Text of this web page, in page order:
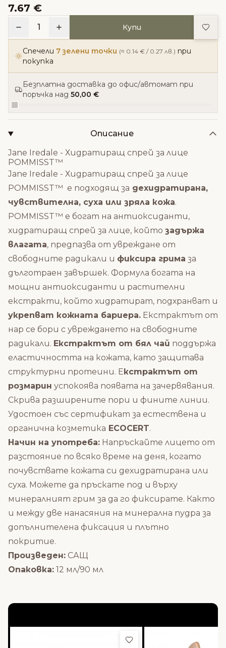
7.67 €
1 Купи
Спечели 7 зелени точки (≈ 0.14 € / 0.27 лв.) при
покупка
Безплатна доставка до офис/автомат при
поръчка над 50,00 €
Описание
Jane Iredale - Хидратиращ спрей за лице
POMMISST™
Jane Iredale - Хидратиращ спрей за лице
POMMISST™ е подходящ за дехидратирана,
чувствителна, суха или зряла кожа.
POMMISST™ е богат на антиоксиданти,
хидратиращ спрей за лице, който задържа
влагата, предпазва от увреждане от
свободните радикали и фиксира грима за
дълготраен завършек. Формула богата на
мощни антиоксиданти и растителни
екстракти, който хидратират, подхранват и
укрепват кожната бариера. Екстрактът от
нар се бори с увреждането на свободните
радикали. Екстрактът от бял чай поддържа
еластичността на кожата, като защитава
структурни протеини. Е кстрактът от
розмарин успокоява появата на зачервявания.
Скрива разширените пори и фините линии.
Удостоен със сертификат за естествена и
органична козметика ECOCERT.
Начин на употреба: Напръскайте лицето от
разстояние по всяко време на деня, когато
почувствате кожата си дехидратирана или
суха. Можете да пръскате под и върху
минералният грим за да го фиксирате. Както
и между две нанасяния на минерална пудра за
допълнителена фиксация и плътно
покритие.
Произведен: САЩ
Опаковка: 12 мл/90 мл
Добави в любими